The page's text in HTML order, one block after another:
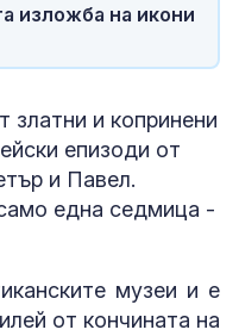
изложба на икони
златни и копринени
епизоди от
и Павел.
една седмица -
музеи и е
от кончината на